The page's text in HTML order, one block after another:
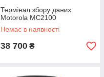
Термінал збору даних
Motorola MC2100
Немає в наявності
38 700 ₴